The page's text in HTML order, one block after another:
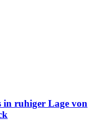
in ruhiger Lage von